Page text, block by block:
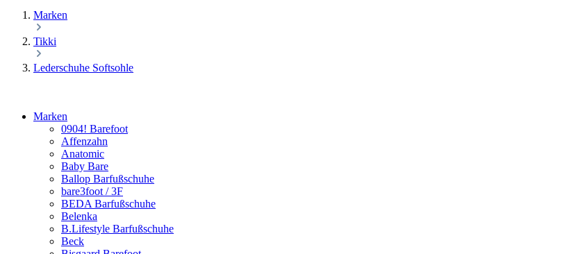
Marken
Tikki
Lederschuhe Softsohle
Marken
0904! Barefoot
Affenzahn
Anatomic
Baby Bare
Ballop Barfußschuhe
bare3foot / 3F
BEDA Barfußschuhe
Belenka
B.Lifestyle Barfußschuhe
Beck